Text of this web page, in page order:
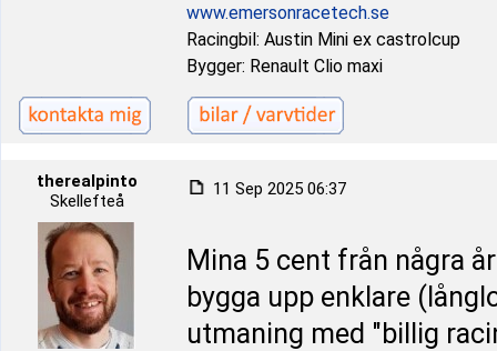
www.emersonracetech.se
Racingbil: Austin Mini ex castrolcup
Bygger: Renault Clio maxi
therealpinto
Skellefteå
11 Sep 2025 06:37
Mina 5 cent från några
bygga upp enklare
utmaning med "billig